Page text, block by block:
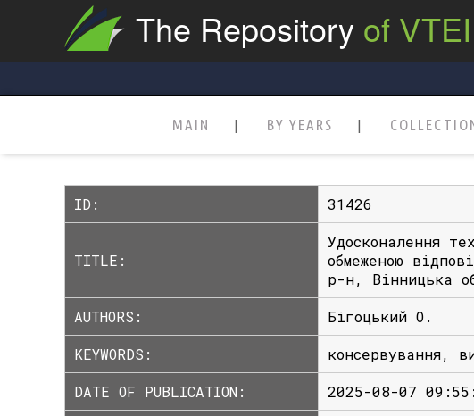
The Repository of VTEI
MAIN BY YEARS
ID: 31426
TITLE:
Удосконалення
обмеженою
р-н, Вінницька
AUTHORS:
Бігоцький О.
KEYWORDS:
консервування,
DATE OF PUBLICATION:
2025-08-07